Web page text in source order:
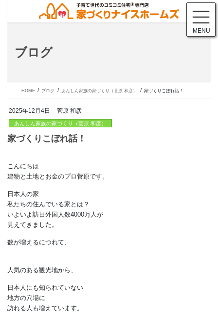
テ
ゲ
ブログ
2025年12月4日 菅原 和彦
あんしん家族の家づくり（菅原 和彦）
家づくりこぼれ話！
建物と土地とお金のプロ菅原です。
日本人の家
私たちの住んでいる家とは？
いよいよ訪日外国人数4000万人が
数が増えるにつれて、
人気のある観光地から、
MENU